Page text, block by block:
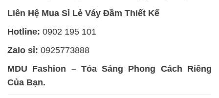
Liên Hệ Mua Sỉ Lẻ Váy Đầm Thiết Kế
Hotline: 0902 195 101
Zalo sỉ: 0925773888
MDU Fashion – Tỏa Sáng Phong Cách Riêng
Của Bạn.